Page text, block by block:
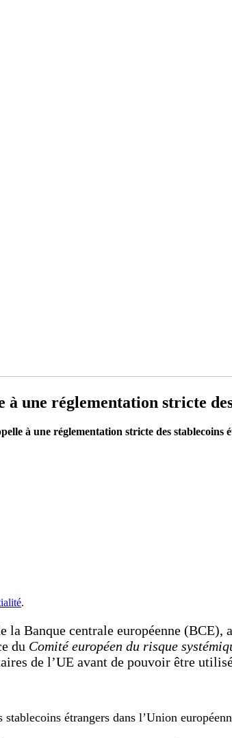
une réglementation stricte
à une réglementation stricte des stablecoins
.
la Banque centrale européenne (BCE),
du Comité européen du risque
de l’UE avant de pouvoir être
étrangers dans l’Union